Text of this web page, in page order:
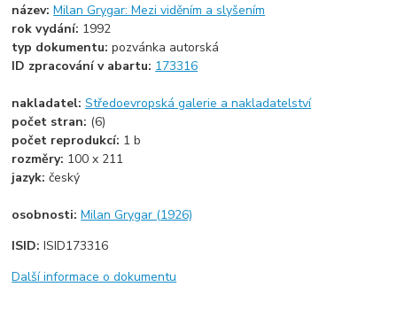
název:Milan Grygar: Mezi viděním a slyšením
rok vydání: 1992
typ dokumentu:pozvánka autorská
ID zpracování v abartu: 173316
nakladatel:Středoevropská galerie a nakladatelství
počet stran: (6)
počet reprodukcí: 1 b
rozměry: 100 x 211
jazyk:český
osobnosti:Milan Grygar (1926)
ISID:ISID173316
Další informace o dokumentu